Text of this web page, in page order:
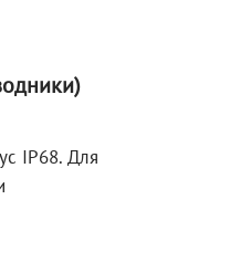
IP68. Для